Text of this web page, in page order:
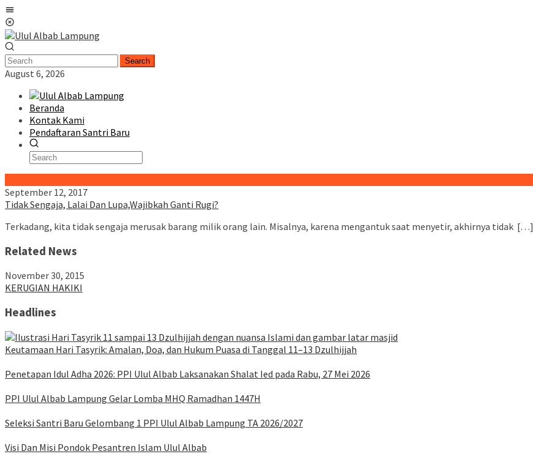
Skip
to
content
Search
August 6, 2026
Beranda
Kontak Kami
Pendaftaran Santri Baru
September 12, 2017
Tidak Sengaja, Lalai Dan Lupa,Wajibkah Ganti Rugi?
Terkadang, kita tidak sengaja merusak barang milik orang lain. Misalnya, karena mengantuk saat menyetir, akhirnya tidak […]
Related News
November 30, 2015
KERUGIAN HAKIKI
Headlines
Keutamaan Hari Tasyrik: Amalan, Doa, dan Hukum Puasa di Tanggal 11–13 Dzulhijjah
Penetapan Idul Adha 2026: PPI Ulul Albab Laksanakan Shalat Ied pada Rabu, 27 Mei 2026
PPI Ulul Albab Lampung Gelar Lomba MHQ Ramadhan 1447H
Seleksi Santri Baru Gelombang 1 PPI Ulul Albab Lampung TA 2026/2027
Visi Dan Misi Pondok Pesantren Islam Ulul Albab